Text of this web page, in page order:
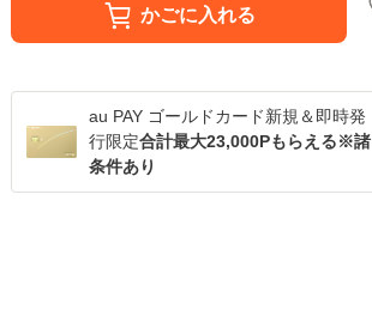
かごに入れる
au PAY ゴールドカード新規＆即時発
行限定合計最大23,000Pもらえる※諸
条件あり